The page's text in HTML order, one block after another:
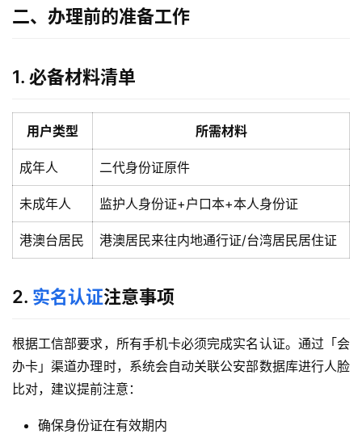
二、办理前的准备工作
1. 必备材料清单
用户类型 所需材料
成年人 二代身份证原件
未成年人 监护人身份证+户口本+本人身份证
港澳台居民 港澳居民来往内地通行证/台湾居民居住证
2. 实名认证注意事项
根据工信部要求，所有手机卡必须完成实名认证。通过「会
办卡」渠道办理时，系统会自动关联公安部数据库进行人脸
比对，建议提前注意：
确保身份证在有效期内